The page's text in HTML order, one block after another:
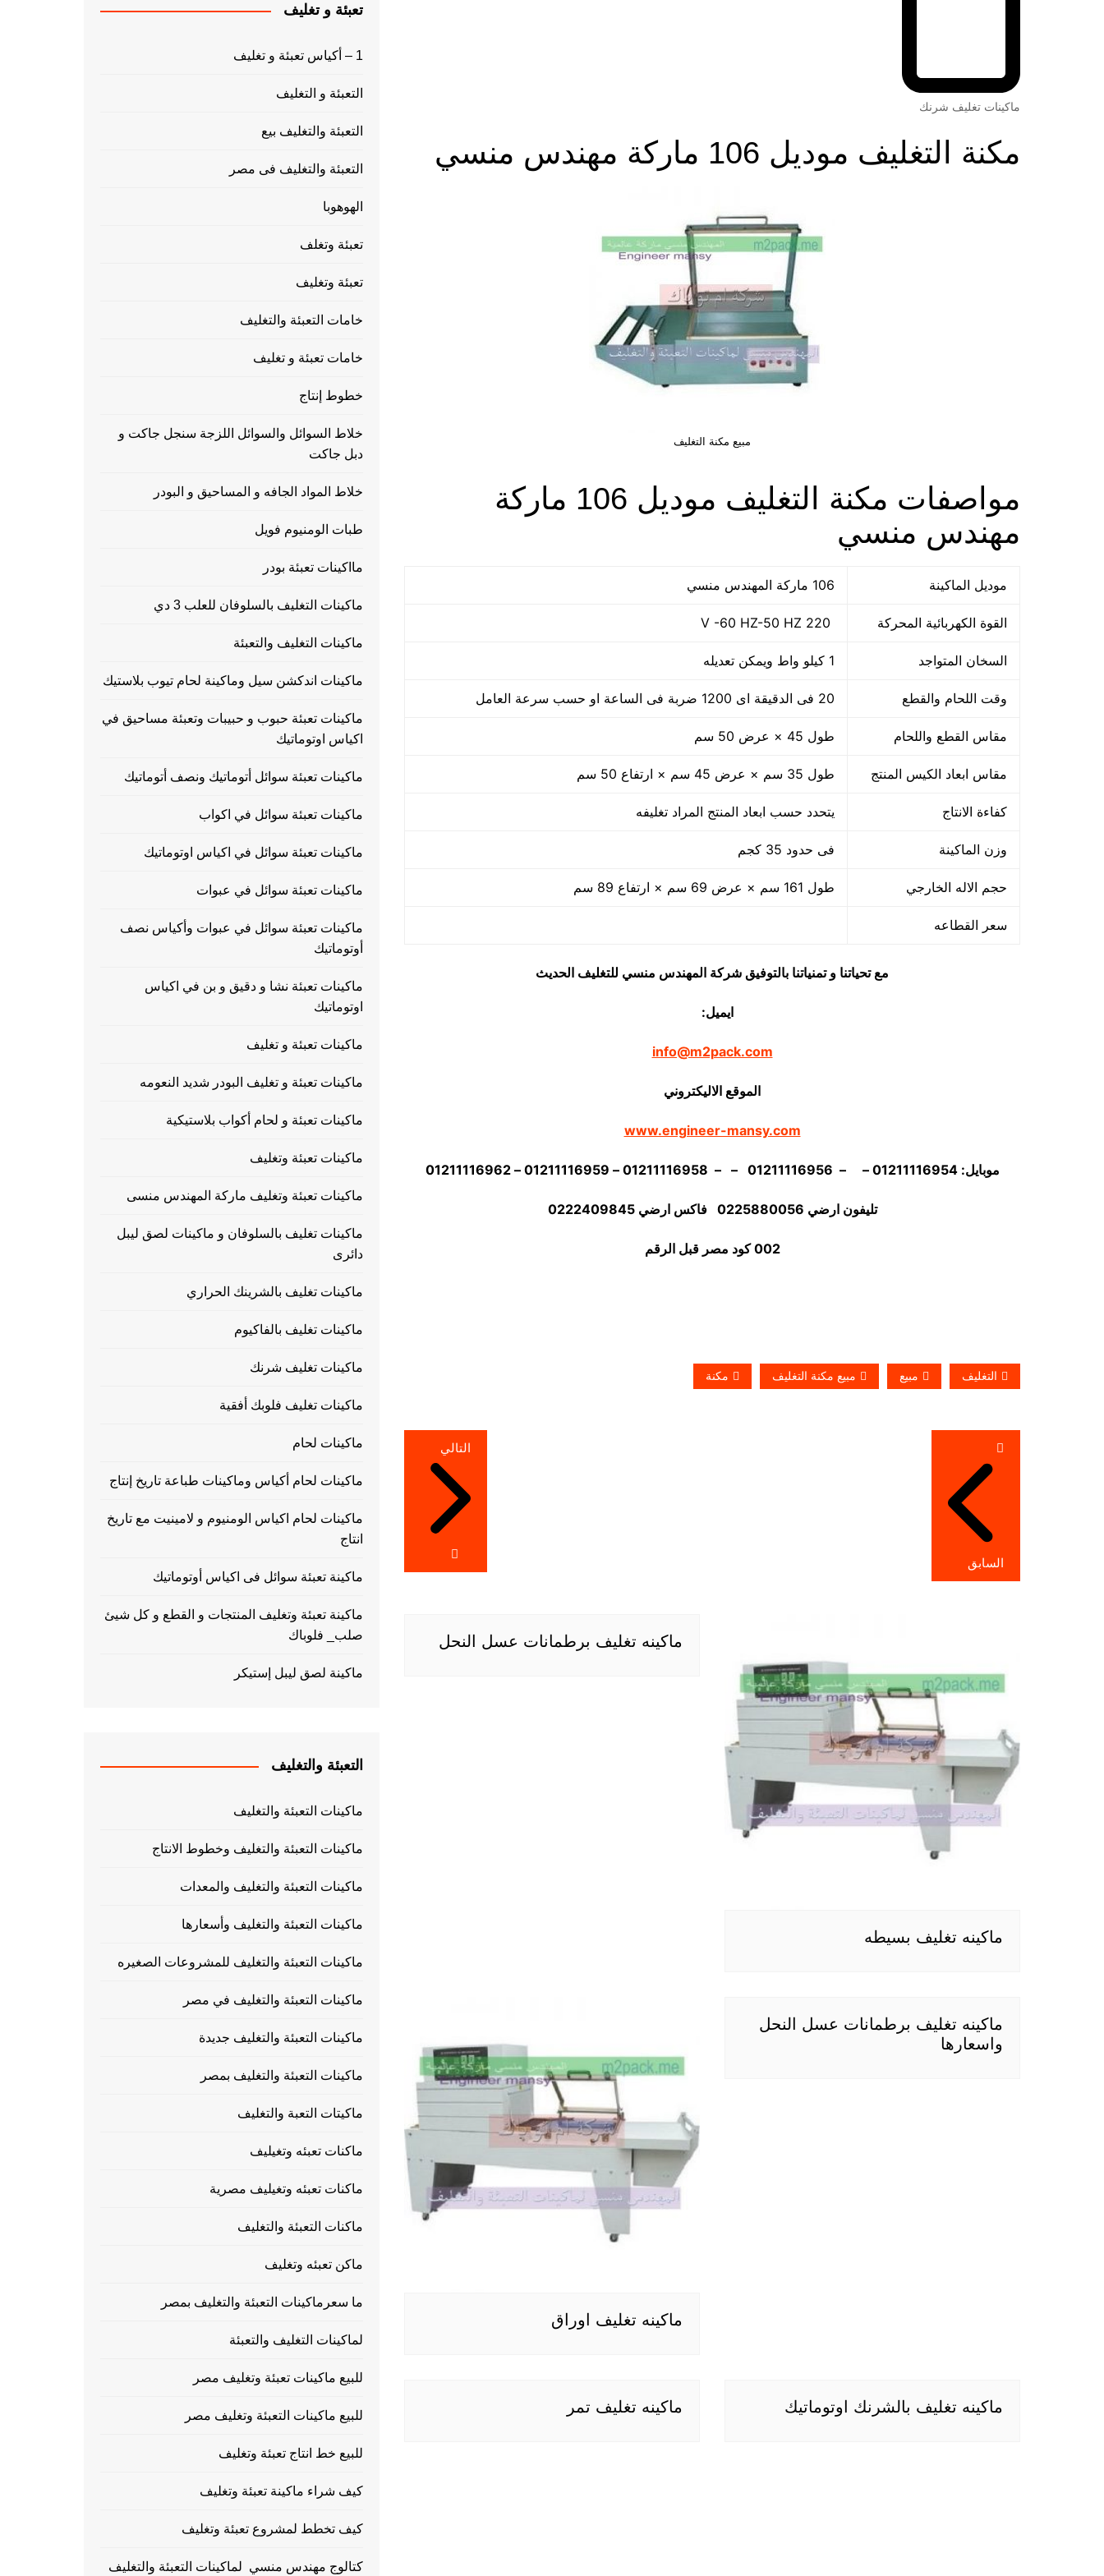
ماكينات تغليف شرنك
مكنة التغليف موديل 106 ماركة مهندس منسي
مبيع مكنة التغليف
مواصفات مكنة التغليف موديل 106 ماركة
مهندس منسي
موديل الماكينة 106 ماركة المهندس منسي
القوة الكهربائية المحركة
السخان المتواجد 1 كيلو واط ويمكن تعديله
وقت اللحام والقطع 20 فى الدقيقة اى 1200 ضربة فى الساعة او حسب سرعة العامل
مقاس القطع واللحام طول 45 × عرض 50 سم
مقاس ابعاد الكيس المنتج طول 35 سم × عرض 45 سم × ارتفاع 50 سم
كفاءة الانتاج يتحدد حسب ابعاد المنتج المراد تغليفه
وزن الماكينة فى حدود 35 كجم
حجم الاله الخارجي طول 161 سم × عرض 69 سم × ارتفاع 89 سم
سعر القطاعه
مع تحياتنا و تمنياتنا بالتوفيق شركة المهندس منسي للتغليف الحديث
ايميل:
info@m2pack.com
الموقع الاليكتروني
www.engineer-mansy.com
موبايل: 01211116954 – – 01211116956 – – 01211116958 – 01211116959 – 01211116962
تليفون ارضي 0225880056 فاكس ارضي 0222409845
002 كود مصر قبل الرقم
التغليف مبيع مبيع مكنة التغليف مكنة
تصفّح
المقالات
السابق
التالي
ماكينه تغليف بسيطه
ماكينه تغليف برطمانات عسل النحل
ماكينه تغليف برطمانات عسل النحل
واسعارها
ماكينه تغليف اوراق
ماكينه تغليف بالشرنك اوتوماتيك ماكينه تغليف تمر
تعبئة و تغليف
1 – أكياس تعبئة و تغليف
التعبئة و التغليف
التعبئة والتغليف بيع
التعبئة والتغليف فى مصر
الهوهوبا
تعبئة وتغلف
تعبئة وتغليف
خامات التعبئة والتغليف
خامات تعبئة و تغليف
خطوط إنتاج
خلاط السوائل والسوائل اللزجة سنجل جاكت و
دبل جاكت
خلاط المواد الجافه و المساحيق و البودر
طبات الومنيوم فويل
مااكينات تعبئة بودر
ماكينات التغليف بالسلوفان للعلب 3 دي
ماكينات التغليف والتعبئة
ماكينات اندكشن سيل وماكينة لحام تيوب بلاستيك
ماكينات تعبئة حبوب و حبيبات وتعبئة مساحيق في
اكياس اوتوماتيك
ماكينات تعبئة سوائل أتوماتيك ونصف أتوماتيك
ماكينات تعبئة سوائل في اكواب
ماكينات تعبئة سوائل في اكياس اوتوماتيك
ماكينات تعبئة سوائل في عبوات
ماكينات تعبئة سوائل في عبوات وأكياس نصف
أوتوماتيك
ماكينات تعبئة نشا و دقيق و بن في اكياس
اوتوماتيك
ماكينات تعبئة و تغليف
ماكينات تعبئة و تغليف البودر شديد النعومه
ماكينات تعبئة و لحام أكواب بلاستيكية
ماكينات تعبئة وتغليف
ماكينات تعبئة وتغليف ماركة المهندس منسى
ماكينات تغليف بالسلوفان و ماكينات لصق ليبل
دائرى
ماكينات تغليف بالشرينك الحراري
ماكينات تغليف بالفاكيوم
ماكينات تغليف شرنك
ماكينات تغليف فلوبك أفقية
ماكينات لحام
ماكينات لحام أكياس وماكينات طباعة تاريخ إنتاج
ماكينات لحام اكياس الومنيوم و لامينيت مع تاريخ
انتاج
ماكينة تعبئة سوائل فى اكياس أوتوماتيك
ماكينة تعبئة وتغليف المنتجات و القطع و كل شيئ
صلب_ فلوباك
ماكينة لصق ليبل إستيكر
التعبئة والتغليف
ماكينات التعبئة والتغليف
ماكينات التعبئة والتغليف وخطوط الانتاج
ماكينات التعبئة والتغليف والمعدات
ماكينات التعبئة والتغليف وأسعارها
ماكينات التعبئة والتغليف للمشروعات الصغيره
ماكينات التعبئة والتغليف في مصر
ماكينات التعبئة والتغليف جديدة
ماكينات التعبئة والتغليف بمصر
ماكيتات التعبة والتغليف
ماكنات تعبئه وتغيليف
ماكنات تعبئه وتغيليف مصرية
ماكنات التعبئة والتغليف
ماكن تعبئه وتغليف
ما سعرماكينات التعبئة والتغليف بمصر
لماكينات التغليف والتعبئة
للبيع ماكينات تعبئة وتغليف مصر
للبيع ماكينات التعبئة وتغليف مصر
للبيع خط انتاج تعبئة وتغليف
كيف شراء ماكينة تعبئة وتغليف
كيف تخطط لمشروع تعبئة وتغليف
كتالوج مهندس منسي لماكينات التعبئة والتغليف